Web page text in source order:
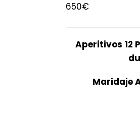
650€
Aperitivos 12
Maridaje